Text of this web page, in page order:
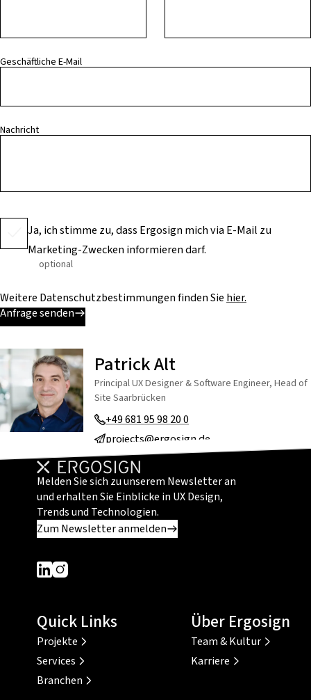
Geschäftliche E-Mail
Nachricht
Ja, ich stimme zu, dass Ergosign mich via E-Mail zu
Marketing-Zwecken informieren darf.
optional
Weitere Datenschutzbestimmungen finden Sie hier.
Anfrage senden
Patrick Alt
Principal UX Designer & Software Engineer, Head of
Site Saarbrücken
+49 681 95 98 20 0
projects@ergosign.de
Melden Sie sich zu unserem Newsletter an
und erhalten Sie Einblicke in UX Design,
Trends und Technologien.
Zum Newsletter anmelden
Dieser Link führt zu einer externen Seite
Dieser Link führt zu einer externen Seite
Quick Links
Projekte
Services
Branchen
Über Ergosign
Team & Kultur
Karriere